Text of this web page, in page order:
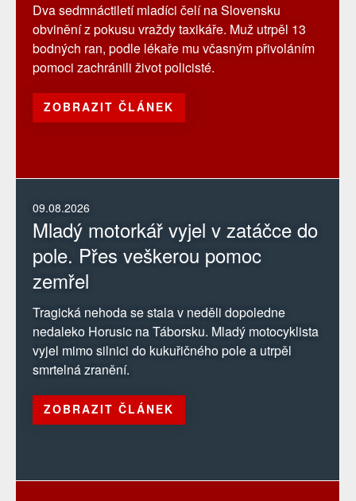
09.08.2026
Mladý motorkář vyjel v zatáčce do
pole. Přes veškerou pomoc
zemřel
Tragická nehoda se stala v neděli dopoledne
nedaleko Horusic na Táborsku. Mladý motocyklista
vyjel mimo silnici do kukuřičného pole a utrpěl
smrtelná zranění.
ZOBRAZIT ČLÁNEK
Dva sedmnáctiletí mladíci čelí na Slovensku
obvinění z pokusu vraždy taxikáře. Muž utrpěl 13
bodných ran, podle lékaře mu včasným přivoláním
pomoci zachránili život policisté.
ZOBRAZIT ČLÁNEK